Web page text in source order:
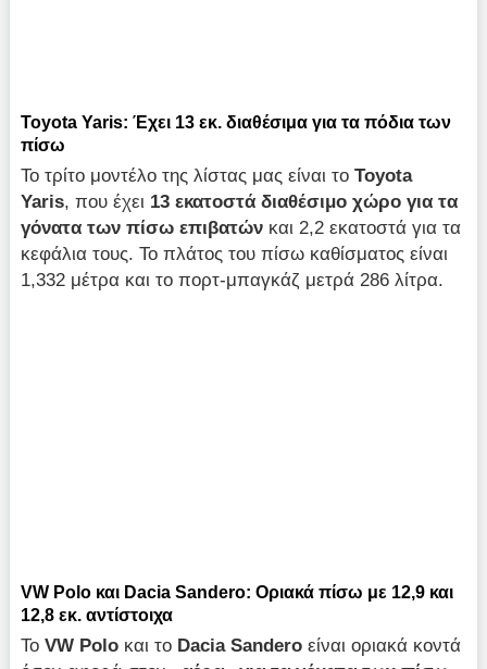
Toyota Yaris: Έχει 13 εκ. διαθέσιμα για τα πόδια των
πίσω
Το τρίτο μοντέλο της λίστας μας είναι τοToyota
Yaris, που έχει 13 εκατοστά διαθέσιμο χώρο για τα
γόνατα των πίσω επιβατών και 2,2 εκατοστά για τα
κεφάλια τους. Το πλάτος του πίσω καθίσματος είναι
1,332 μέτρα και το πορτ-μπαγκάζ μετρά 286 λίτρα.
VW Polo και Dacia Sandero: Οριακά πίσω με 12,9 και
12,8 εκ. αντίστοιχα
ΤοVW Polo και το DaciaSandero είναι οριακά κοντά